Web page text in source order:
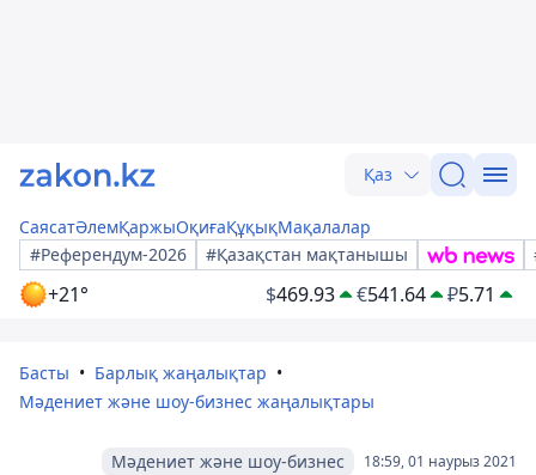
Қаз
СаясатӘлемҚаржыОқиғаҚұқықМақалалар
#Референдум-2026
#Қазақстан мақтанышы
+21° $469.93 €541.64 ₽5.71
Басты
Барлық жаңалықтар
Мәдениет және шоу-бизнес жаңалықтары
18:59, 01 наурыз 2021
Мәдениет және шоу-бизнес